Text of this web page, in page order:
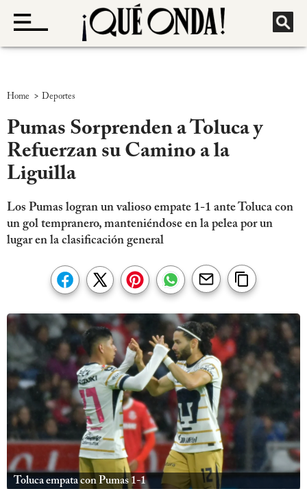
Home > Deportes
Pumas Sorprenden a Toluca y
Refuerzan su Camino a la
Liguilla
Los Pumas logran un valioso empate 1-1 ante Toluca con
un gol tempranero, manteniéndose en la pelea por un
lugar en la clasificación general
Toluca empata con Pumas 1-1